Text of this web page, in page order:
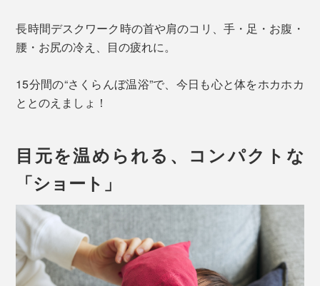
長時間デスクワーク時の首や肩のコリ、手・足・お腹・
腰・お尻の冷え、目の疲れに。
15分間の“さくらんぼ温浴”で、今日も心と体をホカホカ
ととのえましょ！
目元を温められる、コンパクトな
「ショート」